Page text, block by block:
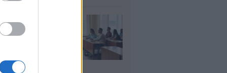
Αύριο
ξεκινούν οι
2026